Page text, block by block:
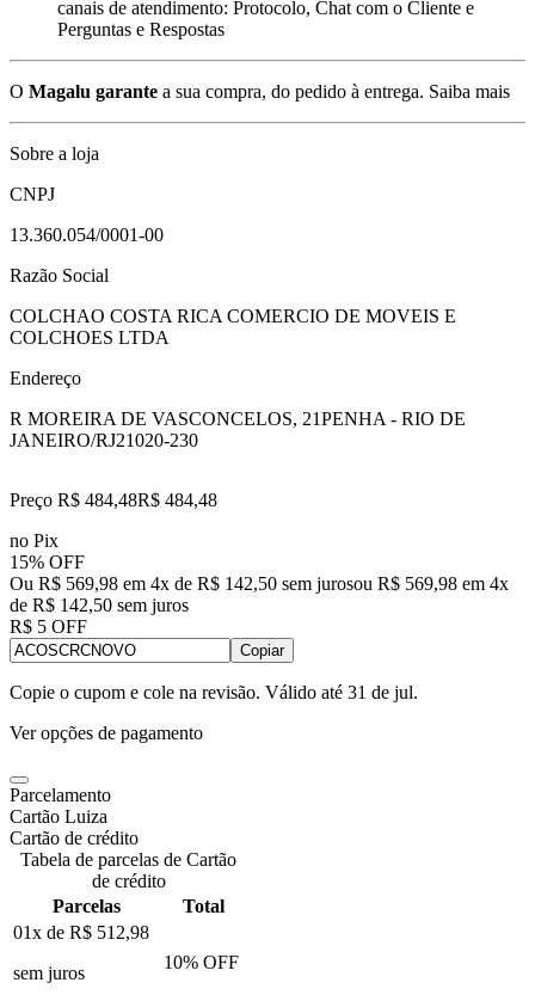
canais de atendimento: Protocolo, Chat com o Cliente e
Perguntas e Respostas
O Magalu garante a sua compra, do pedido à entrega. Saiba mais
Sobre a loja
CNPJ
13.360.054/0001-00
Razão Social
COLCHAO COSTA RICA COMERCIO DE MOVEIS E
COLCHOES LTDA
Endereço
R MOREIRA DE VASCONCELOS, 21PENHA - RIO DE
JANEIRO/RJ21020-230
Preço R$ 484,48R$ 484,48
no Pix
15% OFF
Ou R$ 569,98 em 4x de R$ 142,50 sem jurosou R$ 569,98 em 4x
de R$ 142,50 sem juros
R$ 5 OFF
Copiar
Copie o cupom e cole na revisão. Válido até 31 de jul.
Ver opções de pagamento
Parcelamento
Cartão Luiza
Cartão de crédito
Tabela de parcelas de Cartão
de crédito
Parcelas
Total
01x de R$ 512,98
sem juros
10% OFF